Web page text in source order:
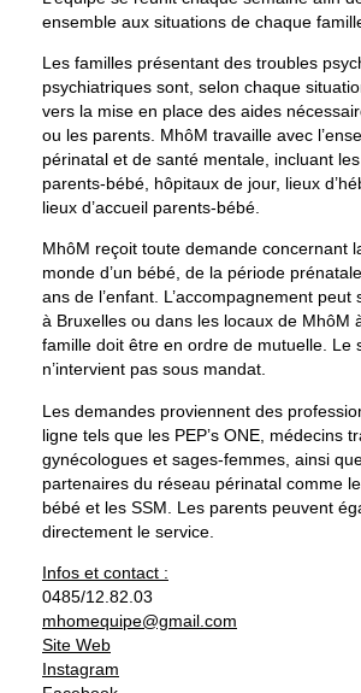
ensemble aux situations de chaque
Les familles présentant des troubles
psychiatriques sont, selon chaque
vers la mise en place des aides
ou les parents. MhôM travaille avec
périnatal et de santé mentale, incluant
parents-bébé, hôpitaux de jour, lieux
lieux d’accueil parents-bébé.
MhôM reçoit toute demande concernant
monde d’un bébé, de la période
ans de l’enfant. L’accompagnement
à Bruxelles ou dans les locaux de MhôM
famille doit être en ordre de mutuelle. Le
n’intervient pas sous mandat.
Les demandes proviennent des
ligne tels que les PEP’s ONE, médecins
gynécologues et sages-femmes, ainsi
partenaires du réseau périnatal comme
bébé et les SSM. Les parents peuvent
directement le service.
Infos et contact :
0485/12.82.03
mhomequipe@gmail.com
Site Web
Instagram